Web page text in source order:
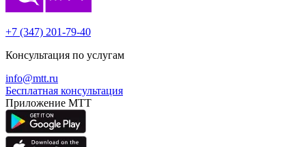
+7 (347) 201-79-40
Консультация по услугам
info@mtt.ru
Бесплатная консультация
Приложение МТТ